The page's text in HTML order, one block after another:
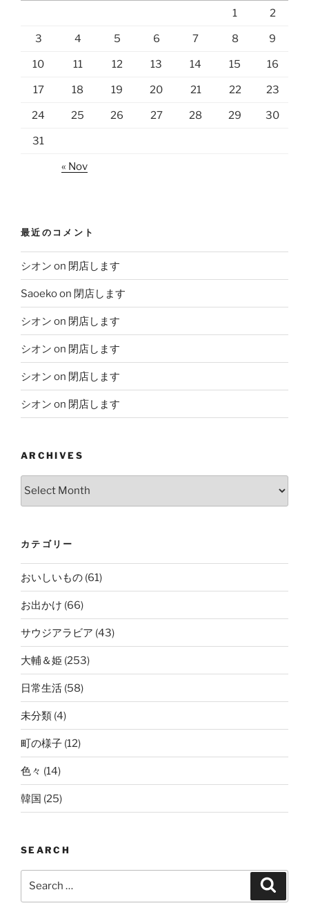
1 2
3 4 5 6 7 8 9
10 11 12 13 14 15 16
17 18 19 20 21 22 23
24 25 26 27 28 29 30
31
« Nov
最近のコメント
シオン on 閉店します
Saoekoon 閉店します
シオン on 閉店します
シオン on 閉店します
シオン on 閉店します
シオン on 閉店します
ARCHIVES
Archives
カテゴリー
おいしいもの (61)
お出かけ (66)
サウジアラビア (43)
大輔＆姫 (253)
日常生活 (58)
未分類 (4)
町の様子 (12)
色々 (14)
韓国 (25)
SEARCH